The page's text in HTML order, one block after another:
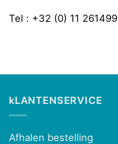
Tel : +32 (0) 11 261499
kLANTENSERVICE
Afhalen bestelling